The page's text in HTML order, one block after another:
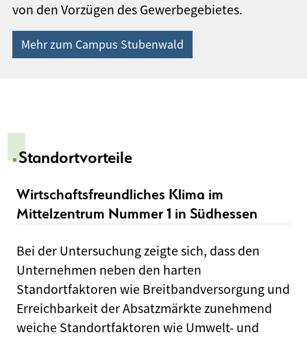
von den Vorzügen des Gewerbegebietes.
Mehr zum Campus Stubenwald
Standortvorteile
Wirtschaftsfreundliches Klima im
Mittelzentrum Nummer 1 in Südhessen
Bei der Untersuchung zeigte sich, dass den
Unternehmen neben den harten
Standortfaktoren wie Breitbandversorgung und
Erreichbarkeit der Absatzmärkte zunehmend
weiche Standortfaktoren wie Umwelt- und